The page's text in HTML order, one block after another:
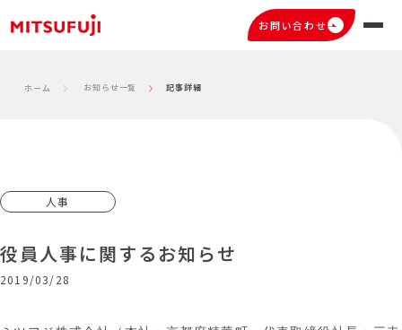
お問い合わせ
ホーム お知らせ一覧 記事詳細
人事
役員人事に関するお知らせ
2019/03/28